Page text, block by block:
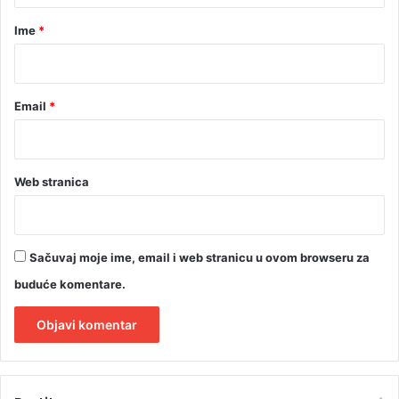
r
Ime *
Email *
Web stranica
Sačuvaj moje ime, email i web stranicu u ovom browseru za
buduće komentare.